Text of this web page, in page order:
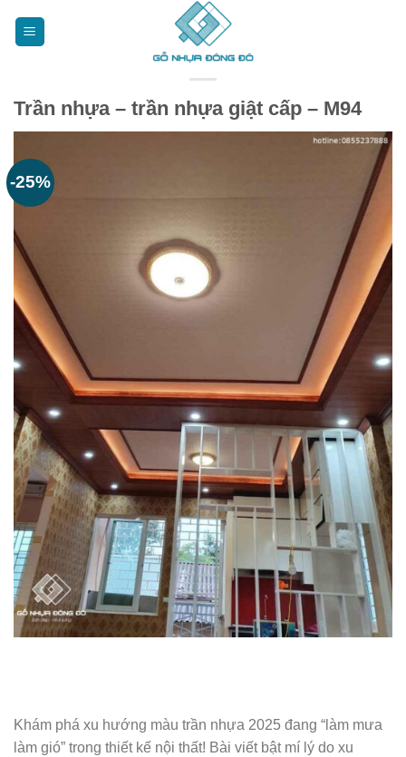
Trần nhựa – trần nhựa giật cấp – M94
-25%
Khám phá xu hướng màu trần nhựa 2025 đang “làm mưa
làm gió” trong thiết kế nội thất! Bài viết bật mí lý do xu